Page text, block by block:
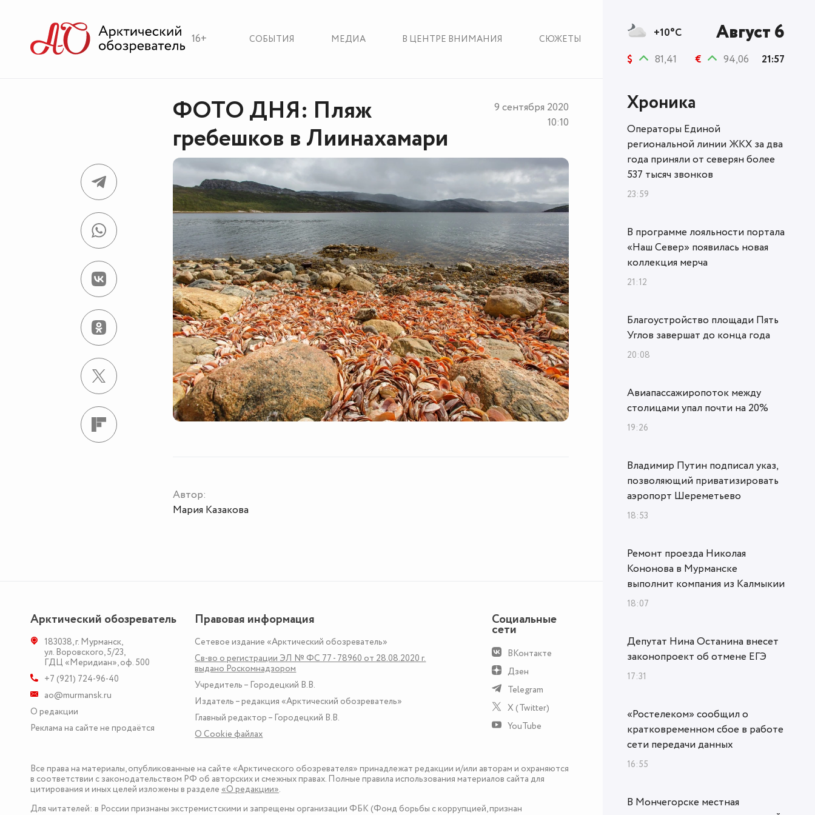
16+ СОБЫТИЯ МЕДИА В ЦЕНТРЕ ВНИМАНИЯ СЮЖЕТЫ
ФОТО ДНЯ: Пляж
гребешков в Лиинахамари
9 сентября 2020
10:10
Автор:
Мария Казакова
Арктический обозреватель
183038,г. Мурманск,
ул. Воровского, 5/23,
ГДЦ «Меридиан», оф. 500
+7 (921) 724-96-40
ao@murmansk.ru
О редакции
Реклама на сайте не продаётся
Правовая информация
Сетевое издание «Арктический обозреватель»
Св-во о регистрации ЭЛ № ФС 77 - 78960 от 28.08.2020 г.
выдано Роскомнадзором
Учредитель – Городецкий В.В.
Издатель – редакция «Арктический обозреватель»
Главный редактор – Городецкий В.В.
О Сookie файлах
Социальные
сети
ВКонтакте
Дзен
Telegram
X (Twitter)
YouTube
Все права на материалы, опубликованные на сайте «Арктического обозревателя» принадлежат редакции и/или авторам и охраняются
в соответствии с законодательством РФ об авторских и смежных правах. Полные правила использования материалов сайта для
цитирования и иных целей изложены в разделе«О редакции».
Для читателей: в России признаны экстремистскими и запрещены организации ФБК (Фонд борьбы с коррупцией, признан
+10°C Август 6
$ 81,41 € 94,06 21:57
Хроника
Операторы Единой
региональной линии ЖКХ за два
года приняли от северян более
537 тысяч звонков
23:59
В программе лояльности портала
«Наш Север» появилась новая
коллекция мерча
21:12
Благоустройство площади Пять
Углов завершат до конца года
20:08
Авиапассажиропоток между
столицами упал почти на 20%
19:26
Владимир Путин подписал указ,
позволяющий приватизировать
аэропорт Шереметьево
18:53
Ремонт проезда Николая
Кононова в Мурманске
выполнит компания из Калмыкии
18:07
Депутат Нина Останина внесет
законопроект об отмене ЕГЭ
17:31
«Ростелеком» сообщил о
кратковременном сбое в работе
сети передачи данных
16:55
В Мончегорске местная